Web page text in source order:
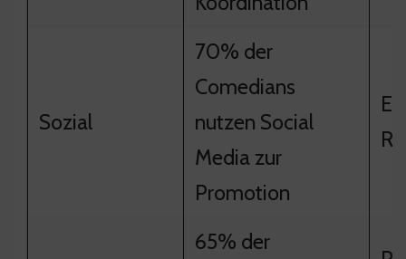
Sozial
70% der
Comedians
nutzen Social
Media zur
Promotion
65% der